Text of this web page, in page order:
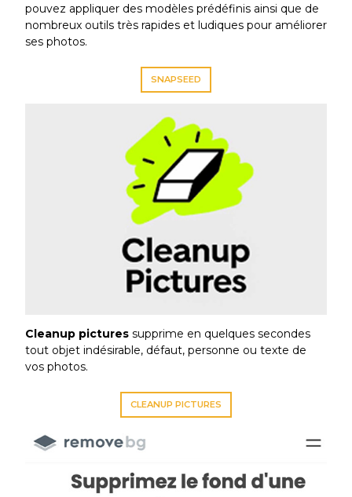
pouvez appliquer des modèles prédéfinis ainsi que de
nombreux outils très rapides et ludiques pour améliorer
ses photos.
SNAPSEED
Cleanup pictures supprime en quelques secondes
tout objet indésirable, défaut, personne ou texte de
vos photos.
CLEANUP PICTURES